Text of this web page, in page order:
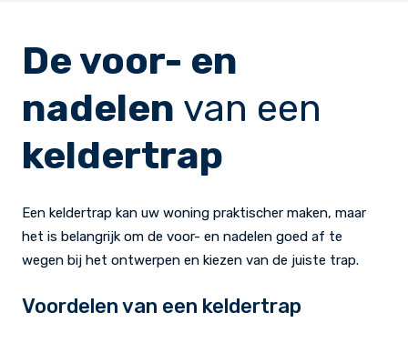
De voor- en
nadelen van een
keldertrap
Een keldertrap kan uw woning praktischer maken, maar
het is belangrijk om de voor- en nadelen goed af te
wegen bij het ontwerpen en kiezen van de juiste trap.
Voordelen van een keldertrap